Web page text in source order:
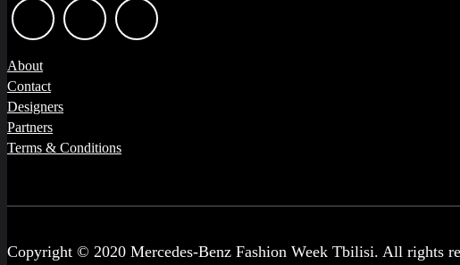
About
Contact
Designers
Partners
Terms & Conditions
Copyright © 2020 Mercedes-Benz Fashion Week Tbilisi. All rights